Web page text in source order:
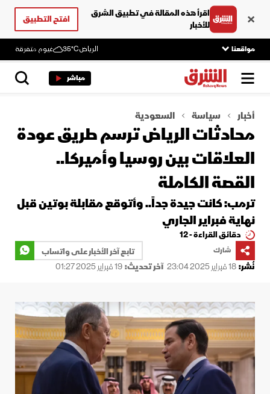
اقرأ هذه المقالة في تطبيق الشرق
للأخبار
افتح التطبيق
مواقعنا الرياض35°C غيوم متفرقة
مباشر
أخبار سياسة السعودية
محادثات الرياض ترسم طريق عودة
العلاقات بين روسيا وأميركا..
القصة الكاملة
ترمب: كانت جيدة جداً.. وأتوقع مقابلة بوتين قبل
نهاية فبراير الجاري
دقائق القراءة - 12
شارك
تابع آخر الأخبار على واتساب
نُشر:18 فبراير 2025 23:04 آخر تحديث:19 فبراير 2025 01:27